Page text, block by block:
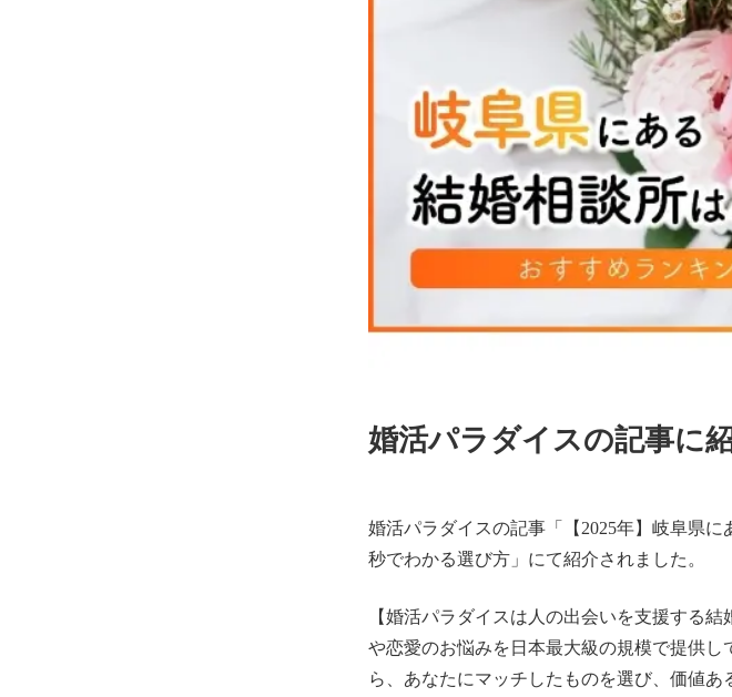
婚活パラダイスの記事に
婚活パラダイスの記事「
【2025年】岐阜県
秒でわかる選び方 」にて紹介されました。
【婚活パラダイスは人の出会いを支援する
や恋愛のお悩みを日本最大級の規模で提供
ら、あなたにマッチしたものを選び、価値あ